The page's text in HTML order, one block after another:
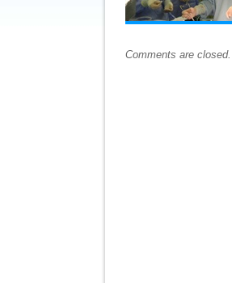
Comments are closed.